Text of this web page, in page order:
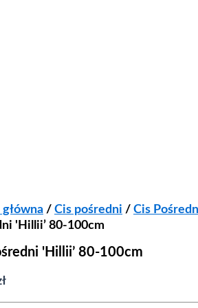
/ Cis pośredni / Cis
'Hillii’ 80-100cm
'Hillii’ 80-100cm